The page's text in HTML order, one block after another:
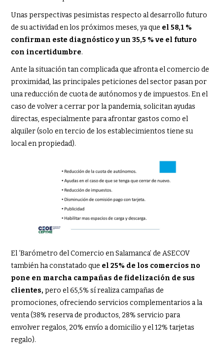
Unas perspectivas pesimistas respecto al desarrollo futuro
de su actividad en los próximos meses, ya que el 58,1 %
confirman este diagnóstico y un 35,5 % ve el futuro
con incertidumbre.
Ante la situación tan complicada que afronta el comercio de
proximidad, las principales peticiones del sector pasan por
una reducción de cuota de autónomos y de impuestos. En el
caso de volver a cerrar por la pandemia, solicitan ayudas
directas, especialmente para afrontar gastos como el
alquiler (solo en tercio de los establecimientos tiene su
local en propiedad).
El ‘Barómetro del Comercio en Salamanca’ de ASECOV
también ha constatado que el 25% de los comercios no
pone en marcha campañas de fidelización de sus
clientes,pero el 65,5% sí realiza campañas de
promociones, ofreciendo servicios complementarios a la
venta (38% reserva de productos, 28% servicio para
envolver regalos, 20% envío a domicilio y el 12% tarjetas
regalo).